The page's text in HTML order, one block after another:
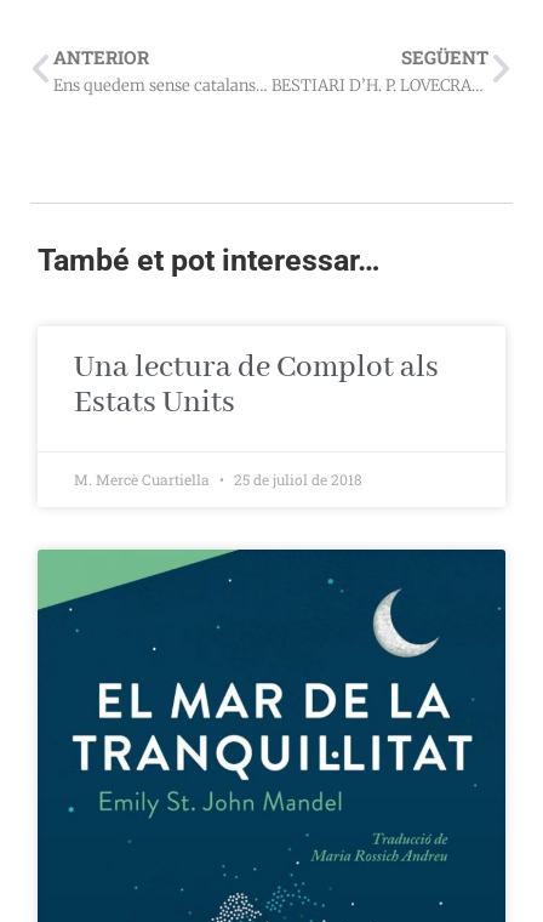
ANTERIOR
Ens quedem sense catalans a Memòries d’un futur bàrbar i altres històries
SEGÜENT
BESTIARI D’H. P. LOVECRAFT (2008) – Enrique Alcatena
També et pot interessar…
Una lectura de Complot als
Estats Units
M. Mercè Cuartiella 25 de juliol de 2018